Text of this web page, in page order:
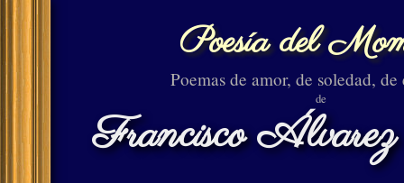
Poesía del
Poemas de amor, de soledad, de
de
Francisco